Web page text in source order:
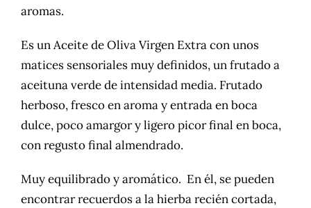
aromas.
Es un Aceite de Oliva Virgen Extra con unos
matices sensoriales muy definidos, un frutado a
aceituna verde de intensidad media. Frutado
herboso, fresco en aroma y entrada en boca
dulce, poco amargor y ligero picor final en boca,
con regusto final almendrado.
Muy equilibrado y aromático. En él, se pueden
encontrar recuerdos a la hierba recién cortada,